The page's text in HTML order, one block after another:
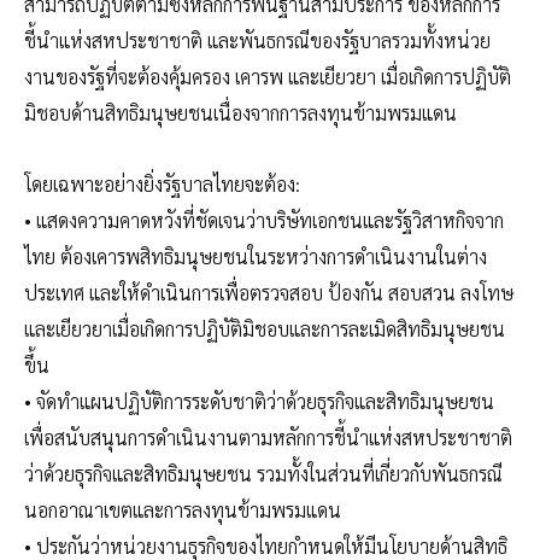
ชี้นำแห่งสหประชาชาติ และพันธกรณีของรัฐบาลรวมทั้งหน่วย
งานของรัฐที่จะต้องคุ้มครอง เคารพ และเยียวยา เมื่อเกิดการปฏิบัติ
มิชอบด้านสิทธิมนุษยชนเนื่องจากการลงทุนข้ามพรมแดน
โดยเฉพาะอย่างยิ่งรัฐบาลไทยจะต้อง:
• แสดงความคาดหวังที่ชัดเจนว่าบริษัทเอกชนและรัฐวิสาหกิจจาก
ไทย ต้องเคารพสิทธิมนุษยชนในระหว่างการดำเนินงานในต่าง
ประเทศ และให้ดำเนินการเพื่อตรวจสอบ ป้องกัน สอบสวน ลงโทษ
และเยียวยาเมื่อเกิดการปฏิบัติมิชอบและการละเมิดสิทธิมนุษยชน
ขึ้น
• จัดทำแผนปฏิบัติการระดับชาติว่าด้วยธุรกิจและสิทธิมนุษยชน
เพื่อสนับสนุนการดำเนินงานตามหลักการชี้นำแห่งสหประชาชาติ
ว่าด้วยธุรกิจและสิทธิมนุษยชน รวมทั้งในส่วนที่เกี่ยวกับพันธกรณี
นอกอาณาเขตและการลงทุนข้ามพรมแดน
• ประกันว่าหน่วยงานธุรกิจของไทยกำหนดให้มีนโยบายด้านสิทธิ